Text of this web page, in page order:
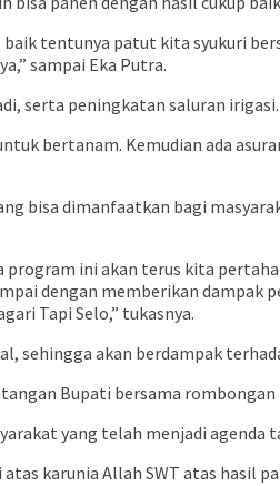
tentunya patut kita syukuri
sampai Eka Putra.
serta peningkatan saluran irigasi.
bertanam. Kemudian ada
bisa dimanfaatkan bagi
ini akan terus kita
dengan memberikan
Tapi Selo,” tukasnya.
sehingga akan berdampak
Bupati bersama rombongan
yang telah menjadi agenda
karunia Allah SWT atas hasil